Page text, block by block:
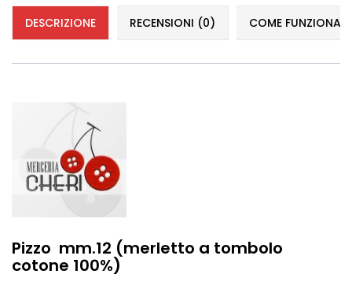
Vintage (165)
DESCRIZIONE RECENSIONI (0) COME
Pizzo mm.12 (merletto a tombolo
cotone 100%)